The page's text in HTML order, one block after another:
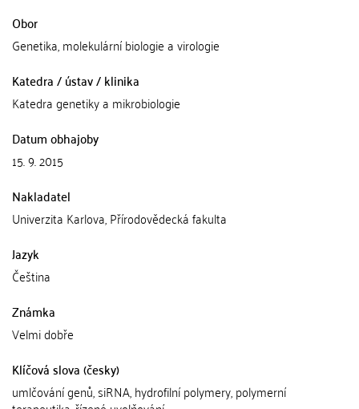
Obor
Genetika, molekulární biologie a virologie
Katedra / ústav / klinika
Katedra genetiky a mikrobiologie
Datum obhajoby
15. 9. 2015
Nakladatel
Univerzita Karlova, Přírodovědecká fakulta
Jazyk
Čeština
Známka
Velmi dobře
Klíčová slova (česky)
umlčování genů, siRNA, hydrofilní polymery, polymerní